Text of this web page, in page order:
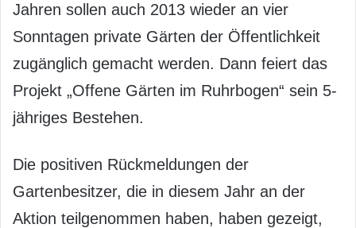
Jahren sollen auch 2013 wieder an vier
Sonntagen private Gärten der Öffentlichkeit
zugänglich gemacht werden. Dann feiert das
Projekt „Offene Gärten im Ruhrbogen“ sein 5-
jähriges Bestehen.
Die positiven Rückmeldungen der
Gartenbesitzer, die in diesem Jahr an der
Aktion teilgenommen haben, haben gezeigt,